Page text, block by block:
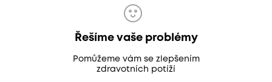
Řešíme vaše problémy
Pomůžeme vám se zlepšením
zdravotních potíží